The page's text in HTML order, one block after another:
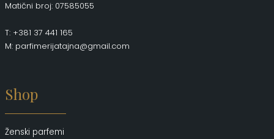
Matični broj: 07585055
T: +381 37 441 165
M: parfimerijatajna@gmail.com
Shop
Ženski parfemi